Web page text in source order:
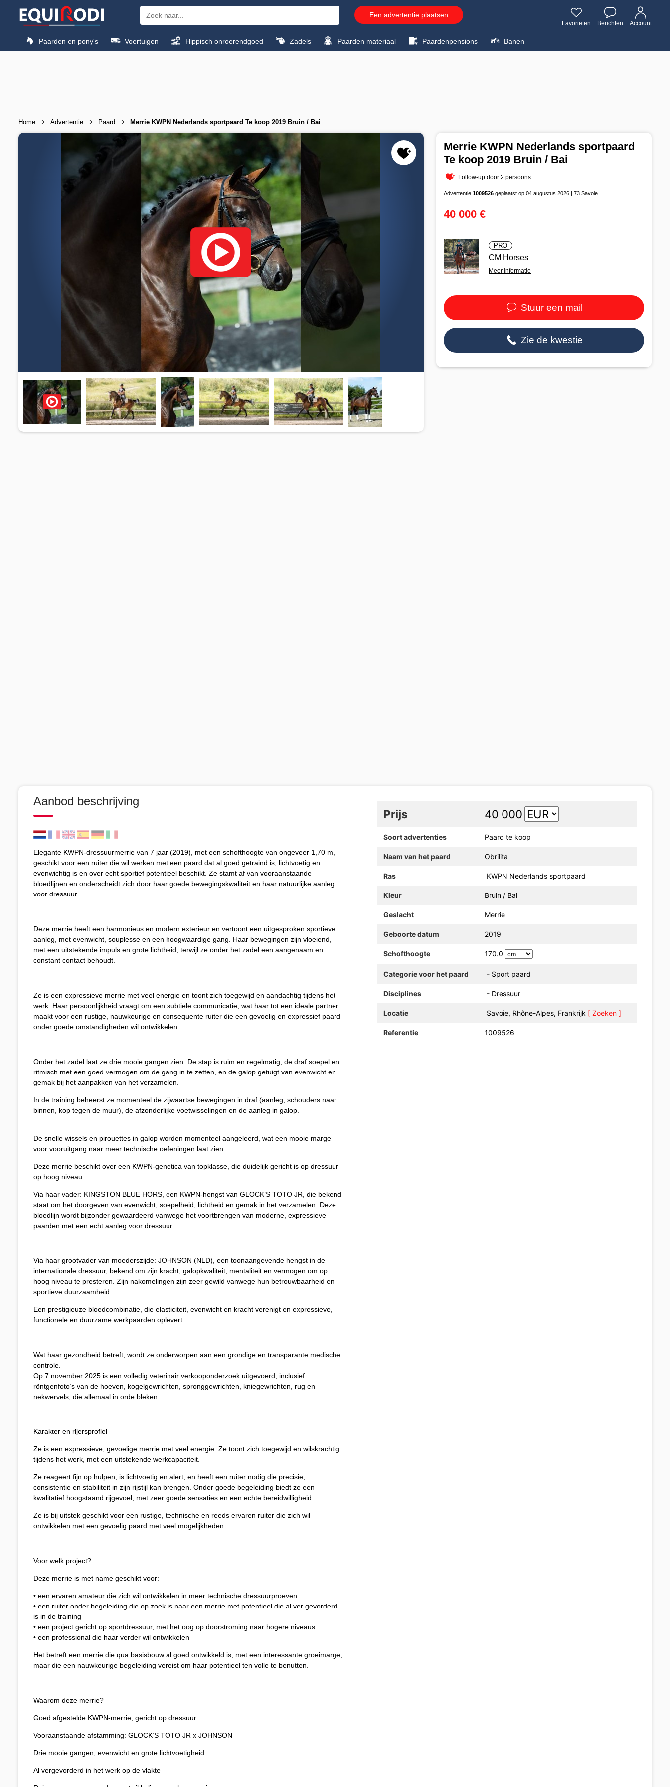
Een advertentie plaatsen
Favorieten Berichten Account
Paarden en pony's Voertuigen Hippisch onroerendgoed Zadels Paarden materiaal Paardenpensions Banen
Home Advertentie Paard Merrie KWPN Nederlands sportpaard Te koop 2019 Bruin / Bai
Merrie KWPN Nederlands sportpaard
Te koop 2019 Bruin / Bai
Follow-up door 2 persoons
Advertentie1009526 geplaatst op 04 augustus 2026 | 73 Savoie
40 000 €
PRO
CM Horses
Meer informatie
Stuur een mail
Zie de kwestie
Aanbod beschrijving
Elegante KWPN-dressuurmerrie van 7 jaar (2019), met een schofthoogte van ongeveer 1,70 m,
geschikt voor een ruiter die wil werken met een paard dat al goed getraind is, lichtvoetig en
evenwichtig is en over echt sportief potentieel beschikt. Ze stamt af van vooraanstaande
bloedlijnen en onderscheidt zich door haar goede bewegingskwaliteit en haar natuurlijke aanleg
voor dressuur.
Deze merrie heeft een harmonieus en modern exterieur en vertoont een uitgesproken sportieve
aanleg, met evenwicht, souplesse en een hoogwaardige gang. Haar bewegingen zijn vloeiend,
met een uitstekende impuls en grote lichtheid, terwijl ze onder het zadel een aangenaam en
constant contact behoudt.
Ze is een expressieve merrie met veel energie en toont zich toegewijd en aandachtig tijdens het
werk. Haar persoonlijkheid vraagt om een subtiele communicatie, wat haar tot een ideale partner
maakt voor een rustige, nauwkeurige en consequente ruiter die een gevoelig en expressief paard
onder goede omstandigheden wil ontwikkelen.
Onder het zadel laat ze drie mooie gangen zien. De stap is ruim en regelmatig, de draf soepel en
ritmisch met een goed vermogen om de gang in te zetten, en de galop getuigt van evenwicht en
gemak bij het aanpakken van het verzamelen.
In de training beheerst ze momenteel de zijwaartse bewegingen in draf (aanleg, schouders naar
binnen, kop tegen de muur), de afzonderlijke voetwisselingen en de aanleg in galop.
De snelle wissels en pirouettes in galop worden momenteel aangeleerd, wat een mooie marge
voor vooruitgang naar meer technische oefeningen laat zien.
Deze merrie beschikt over een KWPN-genetica van topklasse, die duidelijk gericht is op dressuur
op hoog niveau.
Via haar vader: KINGSTON BLUE HORS, een KWPN-hengst van GLOCK’S TOTO JR, die bekend
staat om het doorgeven van evenwicht, soepelheid, lichtheid en gemak in het verzamelen. Deze
bloedlijn wordt bijzonder gewaardeerd vanwege het voortbrengen van moderne, expressieve
paarden met een echt aanleg voor dressuur.
Via haar grootvader van moederszijde: JOHNSON (NLD), een toonaangevende hengst in de
internationale dressuur, bekend om zijn kracht, galopkwaliteit, mentaliteit en vermogen om op
hoog niveau te presteren. Zijn nakomelingen zijn zeer gewild vanwege hun betrouwbaarheid en
sportieve duurzaamheid.
​Een prestigieuze bloedcombinatie, die elasticiteit, evenwicht en kracht verenigt en expressieve,
functionele en duurzame werkpaarden oplevert.
Wat haar gezondheid betreft, wordt ze onderworpen aan een grondige en transparante medische
controle.
Op 7 november 2025 is een volledig veterinair verkooponderzoek uitgevoerd, inclusief
röntgenfoto’s van de hoeven, kogelgewrichten, spronggewrichten, kniegewrichten, rug en
nekwervels, die allemaal in orde bleken.
Karakter en rijersprofiel​
Ze is een expressieve, gevoelige merrie met veel energie. Ze toont zich toegewijd en wilskrachtig
tijdens het werk, met een uitstekende werkcapaciteit.
Ze reageert fijn op hulpen, is lichtvoetig en alert, en heeft een ruiter nodig die precisie,
consistentie en stabiliteit in zijn rijstijl kan brengen. Onder goede begeleiding biedt ze een
kwalitatief hoogstaand rijgevoel, met zeer goede sensaties en een echte bereidwilligheid.
Ze is bij uitstek geschikt voor een rustige, technische en reeds ervaren ruiter die zich wil
ontwikkelen met een gevoelig paard met veel mogelijkheden.
Voor welk project?​
Deze merrie is met name geschikt voor:
• een ervaren amateur die zich wil ontwikkelen in meer technische dressuurproeven
• een ruiter onder begeleiding die op zoek is naar een merrie met potentieel die al ver gevorderd
is in de training
• een project gericht op sportdressuur, met het oog op doorstroming naar hogere niveaus
• een professional die haar verder wil ontwikkelen
Het betreft een merrie die qua basisbouw al goed ontwikkeld is, met een interessante groeimarge,
maar die een nauwkeurige begeleiding vereist om haar potentieel ten volle te benutten.
Waarom deze merrie?
Goed afgestelde KWPN-merrie, gericht op dressuur
Vooraanstaande afstamming: GLOCK’S TOTO JR x JOHNSON
Drie mooie gangen, evenwicht en grote lichtvoetigheid
Al vergevorderd in het werk op de vlakte
Prijs 40 000
Soort advertenties Paard te koop
Naam van het paard Obrilita
Ras KWPN Nederlands sportpaard
Kleur Bruin / Bai
Geslacht Merrie
Geboorte datum 2019
Schofthoogte 170.0
Categorie voor het paard - Sport paard
Disciplines - Dressuur
Locatie Savoie, Rhône-Alpes, Frankrijk [ Zoeken ]
Referentie 1009526